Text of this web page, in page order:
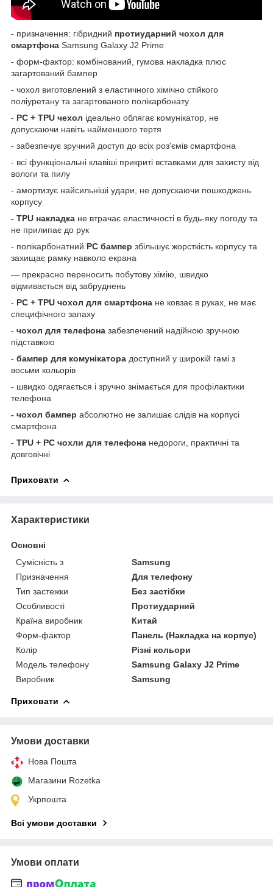
- призначення: гібридний протиударний чохол для
смартфона Samsung Galaxy J2 Prime
- форм-фактор: комбінований, гумова накладка плюс
загартований бампер
- чохол виготовлений з еластичного хімічно стійкого
поліуретану та загартованого полікарбонату
- PC + TPU чехол ідеально облягає комунікатор, не
допускаючи навіть найменшого тертя
- забезпечує зручний доступ до всіх роз'ємів смартфона
- всі функціональні клавіші прикриті вставками для захисту від
вологи та пилу
- амортизує найсильніші удари, не допускаючи пошкоджень
корпусу
- TPU накладка не втрачає еластичності в будь-яку погоду та
не прилипає до рук
- полікарбонатний PC бампер збільшує жорсткість корпусу та
захищає рамку навколо екрана
— прекрасно переносить побутову хімію, швидко
відмивається від забруднень
- PC + TPU чохол для смартфона не ковзає в руках, не має
специфічного запаху
- чохол для телефона забезпечений надійною зручною
підставкою
- бампер для комунікатора доступний у широкій гамі з
восьми кольорів
- швидко одягається і зручно знімається для профілактики
телефона
- чохол бампер абсолютно не залишає слідів на корпусі
смартфона
- TPU + PC чохли для телефона недороги, практичні та
довговічні
Приховати
Характеристики
Основні
Сумісність з
Samsung
Призначення
Для телефону
Тип застежки
Без застібки
Особливості
Протиударний
Країна виробник
Китай
Форм-фактор
Панель (Накладка на корпус)
Колір
Різні кольори
Модель телефону
Samsung Galaxy J2 Prime
Виробник
Samsung
Приховати
Умови доставки
Нова Пошта
Магазини Rozetka
Укрпошта
Всі умови доставки
Умови оплати